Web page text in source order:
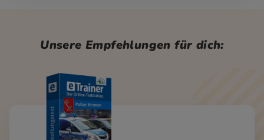
Unsere Empfehlungen für dich: